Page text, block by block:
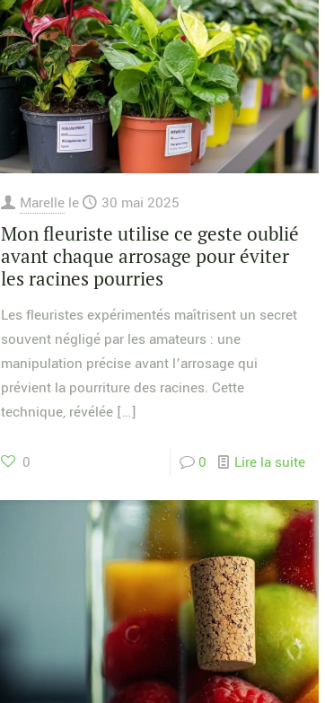
Marelle le 30 mai 2025
Mon fleuriste utilise ce geste oublié
avant chaque arrosage pour éviter
les racines pourries
Les fleuristes expérimentés maîtrisent un secret
souvent négligé par les amateurs : une
manipulation précise avant l’arrosage qui
prévient la pourriture des racines. Cette
technique, révélée[…]
0 0 Lire la suite